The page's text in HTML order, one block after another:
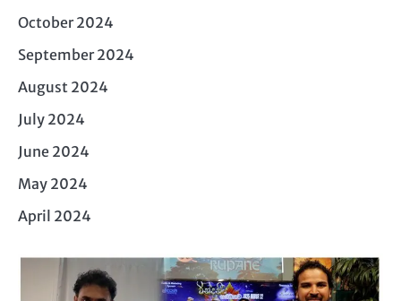
October 2024
September 2024
August 2024
July 2024
June 2024
May 2024
April 2024